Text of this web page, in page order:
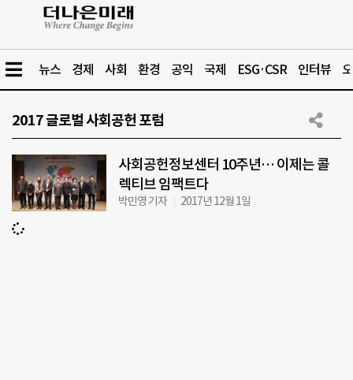
뉴스 경제 사회 환경 공익 국제 ESG·CSR 인터뷰
2017 글로벌 사회공헌 포럼
사회공헌정보센터 10주년… 이제는 콜
렉티브 임팩트다
박민영 기자 2017년 12월 1일